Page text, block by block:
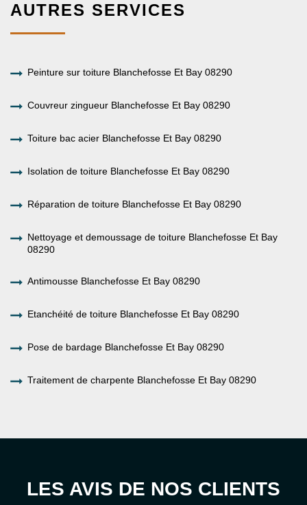
AUTRES SERVICES
Peinture sur toiture Blanchefosse Et Bay 08290
Couvreur zingueur Blanchefosse Et Bay 08290
Toiture bac acier Blanchefosse Et Bay 08290
Isolation de toiture Blanchefosse Et Bay 08290
Réparation de toiture Blanchefosse Et Bay 08290
Nettoyage et demoussage de toiture Blanchefosse Et Bay
08290
Antimousse Blanchefosse Et Bay 08290
Etanchéité de toiture Blanchefosse Et Bay 08290
Pose de bardage Blanchefosse Et Bay 08290
Traitement de charpente Blanchefosse Et Bay 08290
LES AVIS DE NOS CLIENTS